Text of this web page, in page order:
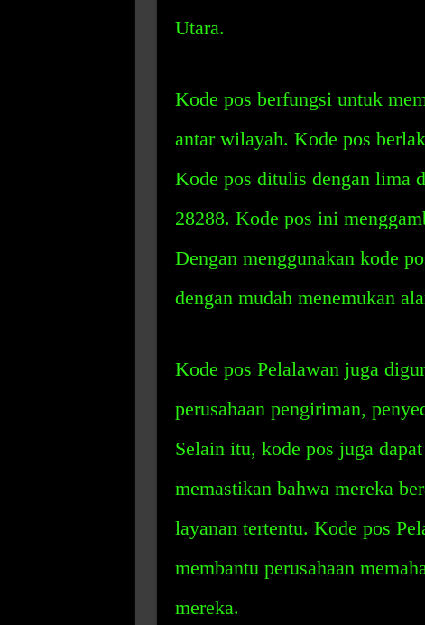
Utara.
Kode pos berfungsi untuk
antar wilayah. Kode pos
Kode pos ditulis dengan lima
28288. Kode pos ini
Dengan menggunakan kode
dengan mudah menemukan
Kode pos Pelalawan juga
perusahaan pengiriman,
Selain itu, kode pos juga
memastikan bahwa mereka
layanan tertentu. Kode pos
membantu perusahaan
mereka.